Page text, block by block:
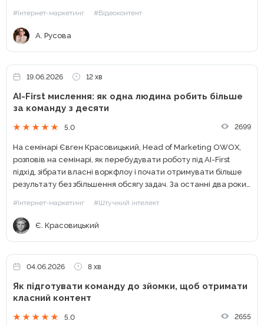
#Інтернет-маркетинг #Відеоконтент
А. Русова
19.06.2026 12 хв
AI-First мислення: як одна людина робить більше
за команду з десяти
5.0 2699
На семінарі Євген Красовицький, Head of Marketing OWOX,
розповів на семінарі, як перебудувати роботу під AI-First
підхід, зібрати власні воркфлоу і почати отримувати більше
результату без збільшення обсягу задач. За останні два роки
#Інтернет-маркетинг #Штучний інтелект
Є. Красовицький
04.06.2026 8 хв
Як підготувати команду до зйомки, щоб отримати
класний контент
5.0 2655